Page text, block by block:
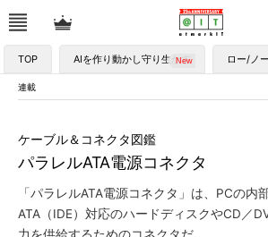
TOP AIを作り動かし守り生かす ロー/ノ
連載
パラレルATA電源コネクタ
ケーブル＆コネクタ図鑑
「パラレルATA電源コネクタ」は、PCの内
ATA（IDE）対応のハードディスクやCD／